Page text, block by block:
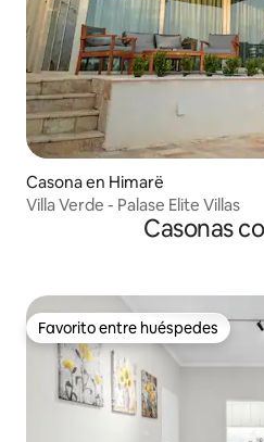
Casona en Himarë
Villa Verde - Palase Elite Villas
Casonas
Favorito entre huéspedes
Favorito entre huéspedes